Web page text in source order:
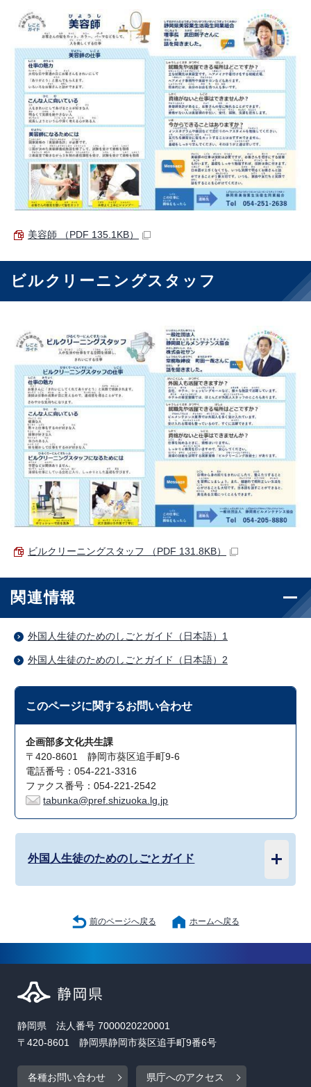
美容師 （PDF 135.1KB）
ビルクリーニングスタッフ
ビルクリーニングスタッフ （PDF 131.8KB）
関連情報
外国人生徒のためのしごとガイド（日本語）1
外国人生徒のためのしごとガイド（日本語）2
このページに関するお問い合わせ
企画部多文化共生課
〒420-8601 静岡市葵区追手町9-6
電話番号：054-221-3316
ファクス番号：054-221-2542
tabunka@pref.shizuoka.lg.jp
外国人生徒のためのしごとガイド
前のページへ戻る ホームへ戻る
静岡県 法人番号 7000020220001
〒420-8601 静岡県静岡市葵区追手町9番6号
各種お問い合わせ 県庁へのアクセス